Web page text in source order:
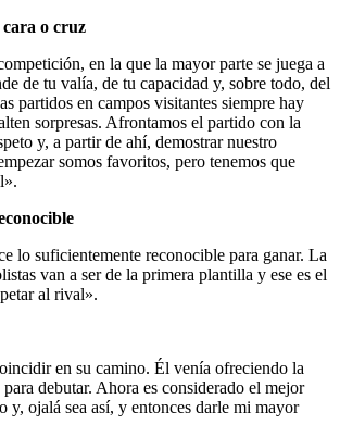
o cruz
en la que la mayor parte se juega a
de tu valía, de tu capacidad y, sobre todo, del
partidos en campos visitantes siempre hay
sorpresas. Afrontamos el partido con la
y, a partir de ahí, demostrar nuestro
somos favoritos, pero tenemos que
lo suficientemente reconocible para ganar. La
van a ser de la primera plantilla y ese es el
al rival».
en su camino. Él venía ofreciendo la
debutar. Ahora es considerado el mejor
y, ojalá sea así, y entonces darle mi mayor